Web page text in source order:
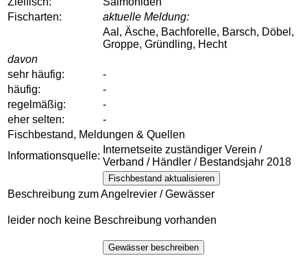
Fischarten:
aktuelle Meldung:
Aal, Äsche, Bachforelle, Barsch, Döbel,
Groppe, Gründling, Hecht
davon
sehr häufig:
-
häufig:
-
regelmäßig:
-
eher selten:
-
Fischbestand, Meldungen & Quellen
Informationsquelle:
Internetseite zuständiger Verein /
Verband / Händler / Bestandsjahr 2018
Fischbestand aktualisieren
Beschreibung zum Angelrevier / Gewässer
leider noch keine Beschreibung vorhanden
Gewässer beschreiben